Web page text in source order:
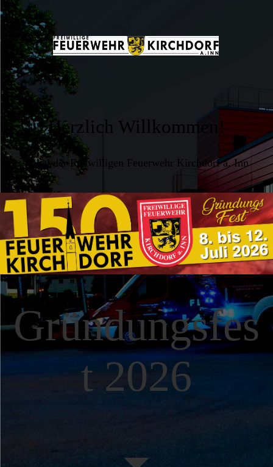
Herzlich Willkommen!
... bei der Freiwilligen Feuerwehr Kirchdorf a. Inn
Gründungsfes
t 2026